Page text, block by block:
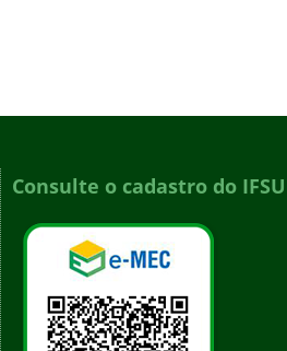
Consulte o cadastro do